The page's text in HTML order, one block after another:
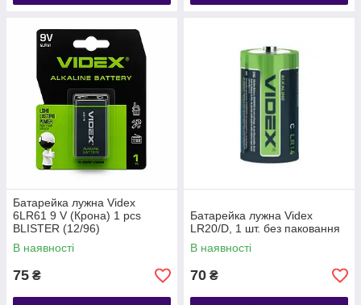
Батарейка лужна Videx
6LR61 9 V (Крона) 1 pcs
BLISTER (12/96)
В наявності
75 ₴
Батарейка лужна Videx
LR20/D, 1 шт. без паковання
В наявності
70 ₴